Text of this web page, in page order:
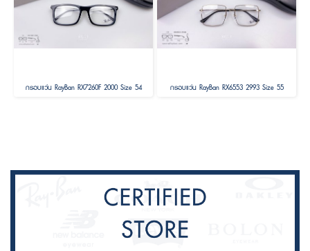
กรอบแว่น RayBan RX7260F 2000 Size 54 กรอบแว่น RayBan RX6553 2993 Size 55